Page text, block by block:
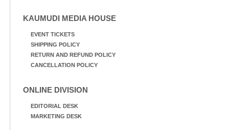
KAUMUDI MEDIA HOUSE
EVENT TICKETS
SHIPPING POLICY
RETURN AND REFUND POLICY
CANCELLATION POLICY
ONLINE DIVISION
EDITORIAL DESK
MARKETING DESK